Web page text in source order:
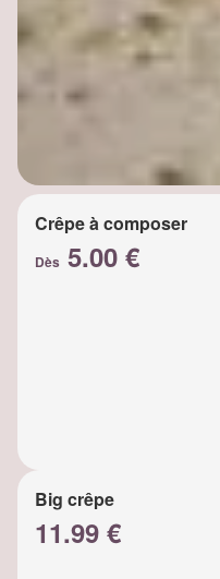
Crêpe à composer
Dès 5.00 €
Big crêpe
11.99 €